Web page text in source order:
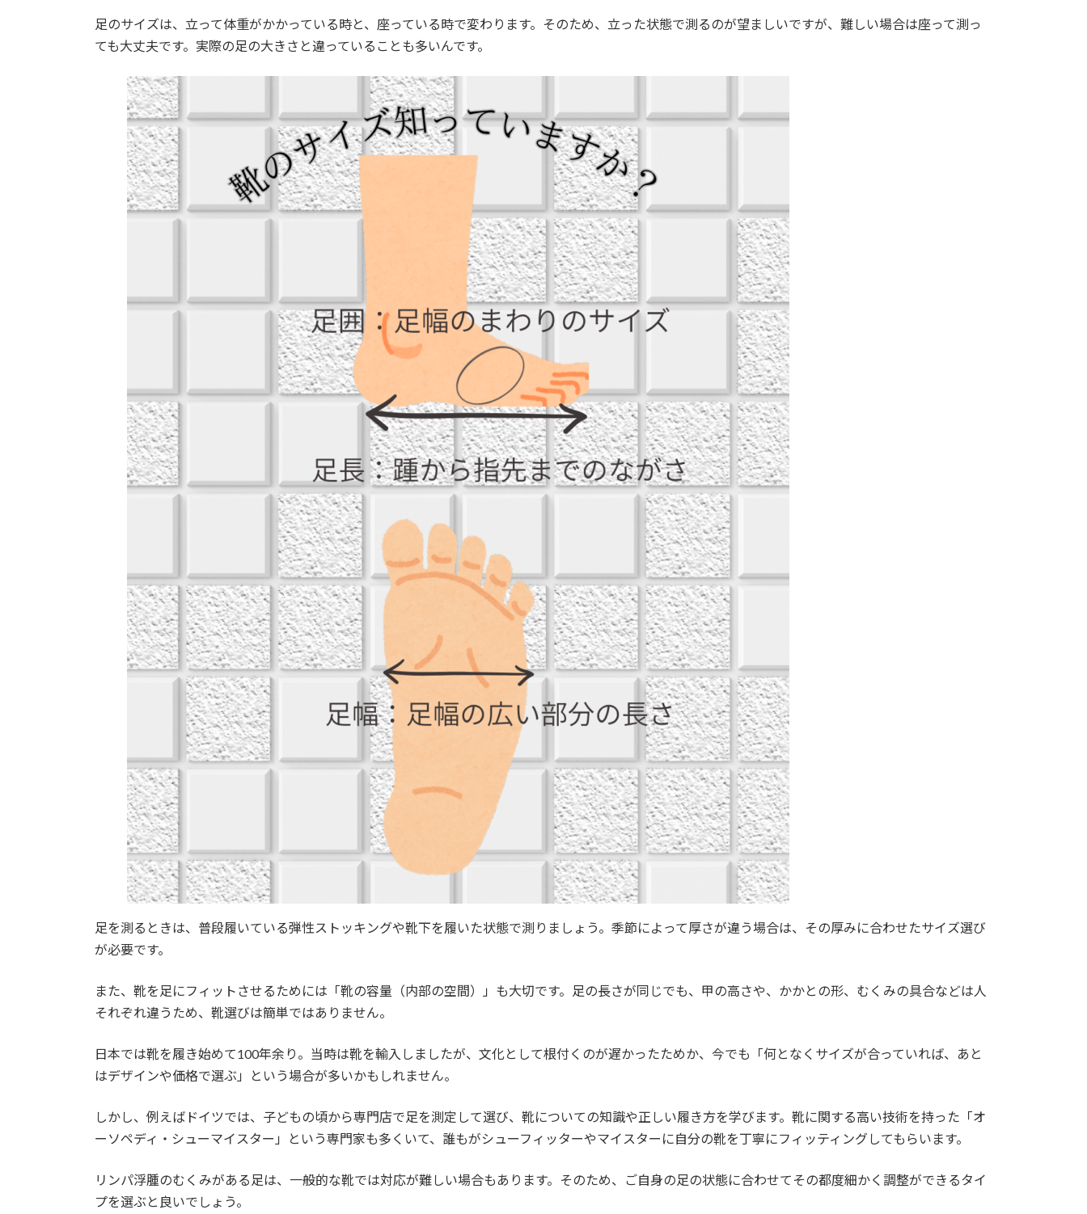
足のサイズは、立って体重がかかっている時と、座っている時で変わります。そのため、立った状態で測るのが望ましいですが、難しい場合は座って測っ
ても大丈夫です。実際の足の大きさと違っていることも多いんです。
足を測るときは、普段履いている弾性ストッキングや靴下を履いた状態で測りましょう。季節によって厚さが違う場合は、その厚みに合わせたサイズ選び
が必要です。
また、靴を足にフィットさせるためには「靴の容量（内部の空間）」も大切です。足の長さが同じでも、甲の高さや、かかとの形、むくみの具合などは人
それぞれ違うため、靴選びは簡単ではありません。
日本では靴を履き始めて100年余り。当時は靴を輸入しましたが、文化として根付くのが遅かったためか、今でも「何となくサイズが合っていれば、あと
はデザインや価格で選ぶ」という場合が多いかもしれません。
しかし、例えばドイツでは、子どもの頃から専門店で足を測定して選び、靴についての知識や正しい履き方を学びます。靴に関する高い技術を持った「オ
ーソペディ・シューマイスター」という専門家も多くいて、誰もがシューフィッターやマイスターに自分の靴を丁寧にフィッティングしてもらいます。
リンパ浮腫のむくみがある足は、一般的な靴では対応が難しい場合もあります。そのため、ご自身の足の状態に合わせてその都度細かく調整ができるタイ
プを選ぶと良いでしょう。